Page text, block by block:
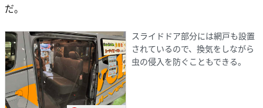
だ。
スライドドア部分には網戸も設置
されているので、換気をしながら
虫の侵入を防ぐこともできる。